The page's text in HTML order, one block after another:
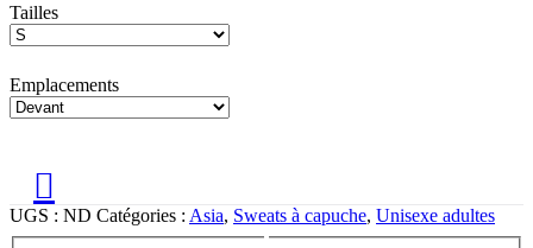
Tailles
Emplacements
UGS : ND Catégories : Asia, Sweats à capuche, Unisexe adultes